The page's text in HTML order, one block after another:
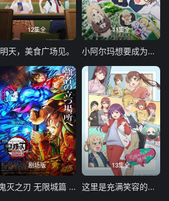
12集全
明天，美食广场见。
11集全
小阿尔玛想要成为家人
剧场版
鬼灭之刃 无限城篇 第一章 猗窝座再袭
13集全
这里是充满笑容的职场。